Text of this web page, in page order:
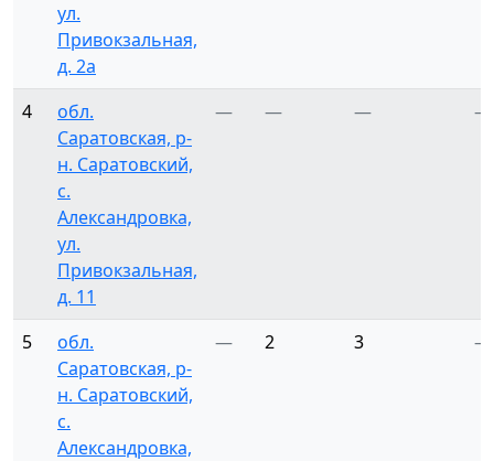
ул.
Привокзальная,
д. 2а
4
обл.
Саратовская, р-
н. Саратовский,
с.
Александровка,
ул.
Привокзальная,
д. 11
— — — —
5
обл.
Саратовская, р-
н. Саратовский,
с.
Александровка,
— 2 3 —